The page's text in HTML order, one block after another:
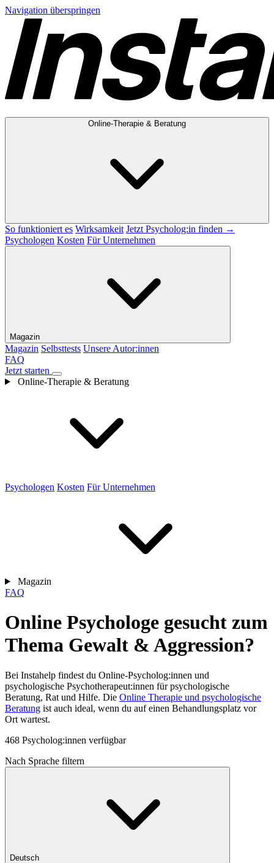
Navigation überspringen
Online-Therapie & Beratung
So funktioniert es Wirksamkeit Jetzt Psycholog:in finden →
Psychologen Kosten Für Unternehmen
Magazin
Magazin Selbsttests Unsere Autor:innen
FAQ
Jetzt starten
Online-Therapie & Beratung
Psychologen Kosten Für Unternehmen
Magazin
FAQ
Online Psychologe gesucht zum
Thema Gewalt & Aggression?
Bei Instahelp findest du Online-Psycholog:innen und
psychologische Psychotherapeut:innen für psychologische
Beratung, Rat und Hilfe. Die Online Therapie und psychologische
Beratung ist auch ideal, wenn du auf einen Behandlungsplatz vor
Ort wartest.
468 Psycholog:innen verfügbar
Nach Sprache filtern
Deutsch